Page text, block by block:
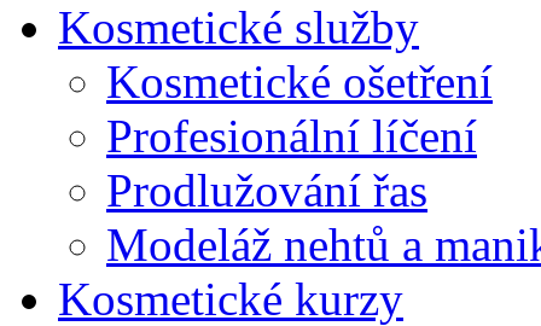
Kosmetické služby
Kosmetické ošetření
Profesionální líčení
Prodlužování řas
Modeláž nehtů a
Kosmetické kurzy